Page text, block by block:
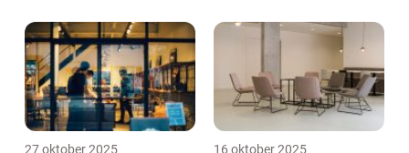
olika aspekter. Vi kommer att utforska o...
27 oktober 2025 16 oktober 2025